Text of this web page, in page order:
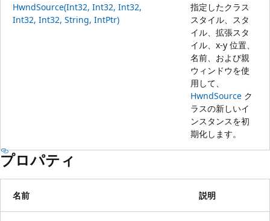
HwndSource(Int32, Int32, Int32,
Int32, Int32, String, IntPtr)
指定したクラス
スタイル、スタ
イル、拡張スタ
イル、x-y 位置、
名前、および親
ウィンドウを使
用して、
HwndSource ク
ラスの新しいイ
ンスタンスを初
期化します。
プロパティ
名前 説明